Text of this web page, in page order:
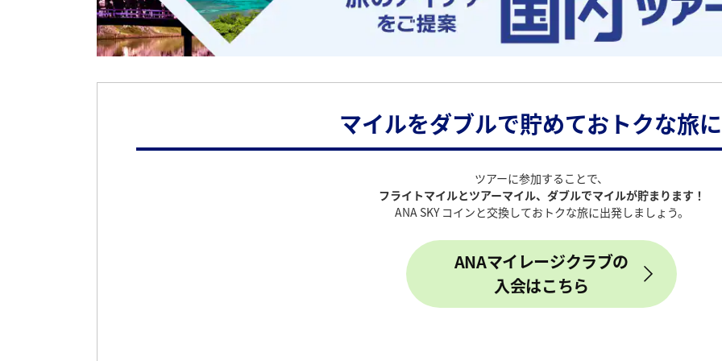
マイルをダブルで貯めておトクな旅
ツアーに参加することで、
フライトマイルとツアーマイル、ダブルでマイルが貯まります！
ANA SKY コインと交換しておトクな旅に出発しましょう。
ANAマイレージクラブの
入会はこちら